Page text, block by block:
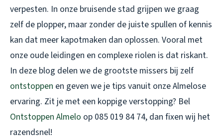
verpesten. In onze bruisende stad grijpen we graag
zelf de plopper, maar zonder de juiste spullen of kennis
kan dat meer kapotmaken dan oplossen. Vooral met
onze oude leidingen en complexe riolen is dat riskant.
In deze blog delen we de grootste missers bij zelf
ontstoppen en geven we je tips vanuit onze Almelose
ervaring. Zit je met een koppige verstopping? Bel
Ontstoppen Almelo op 085 019 84 74, dan fixen wij het
razendsnel!